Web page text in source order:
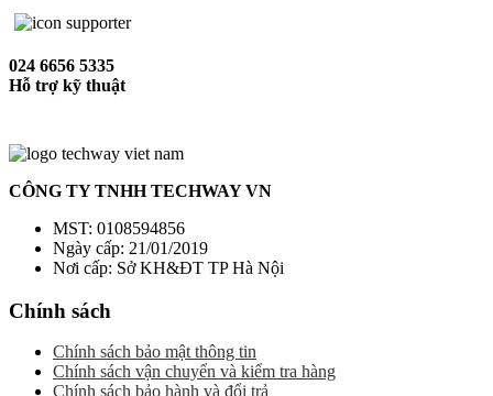
024 6656 5335
Hỗ trợ kỹ thuật
CÔNG TY TNHH TECHWAY VN
MST: 0108594856
Ngày cấp: 21/01/2019
Nơi cấp: Sở KH&ĐT TP Hà Nội
Chính sách
Chính sách bảo mật thông tin
Chính sách vận chuyển và kiểm tra hàng
Chính sách bảo hành và đổi trả